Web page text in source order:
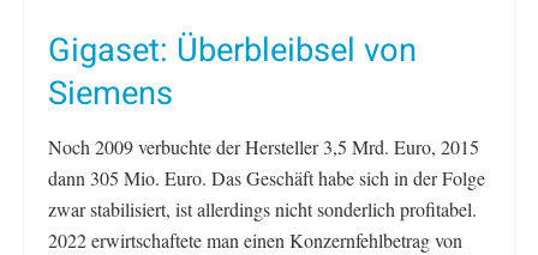
Gigaset: Überbleibsel von
Siemens
Noch 2009 verbuchte der Hersteller 3,5 Mrd. Euro, 2015
dann 305 Mio. Euro. Das Geschäft habe sich in der Folge
zwar stabilisiert, ist allerdings nicht sonderlich profitabel.
2022 erwirtschaftete man einen Konzernfehlbetrag von